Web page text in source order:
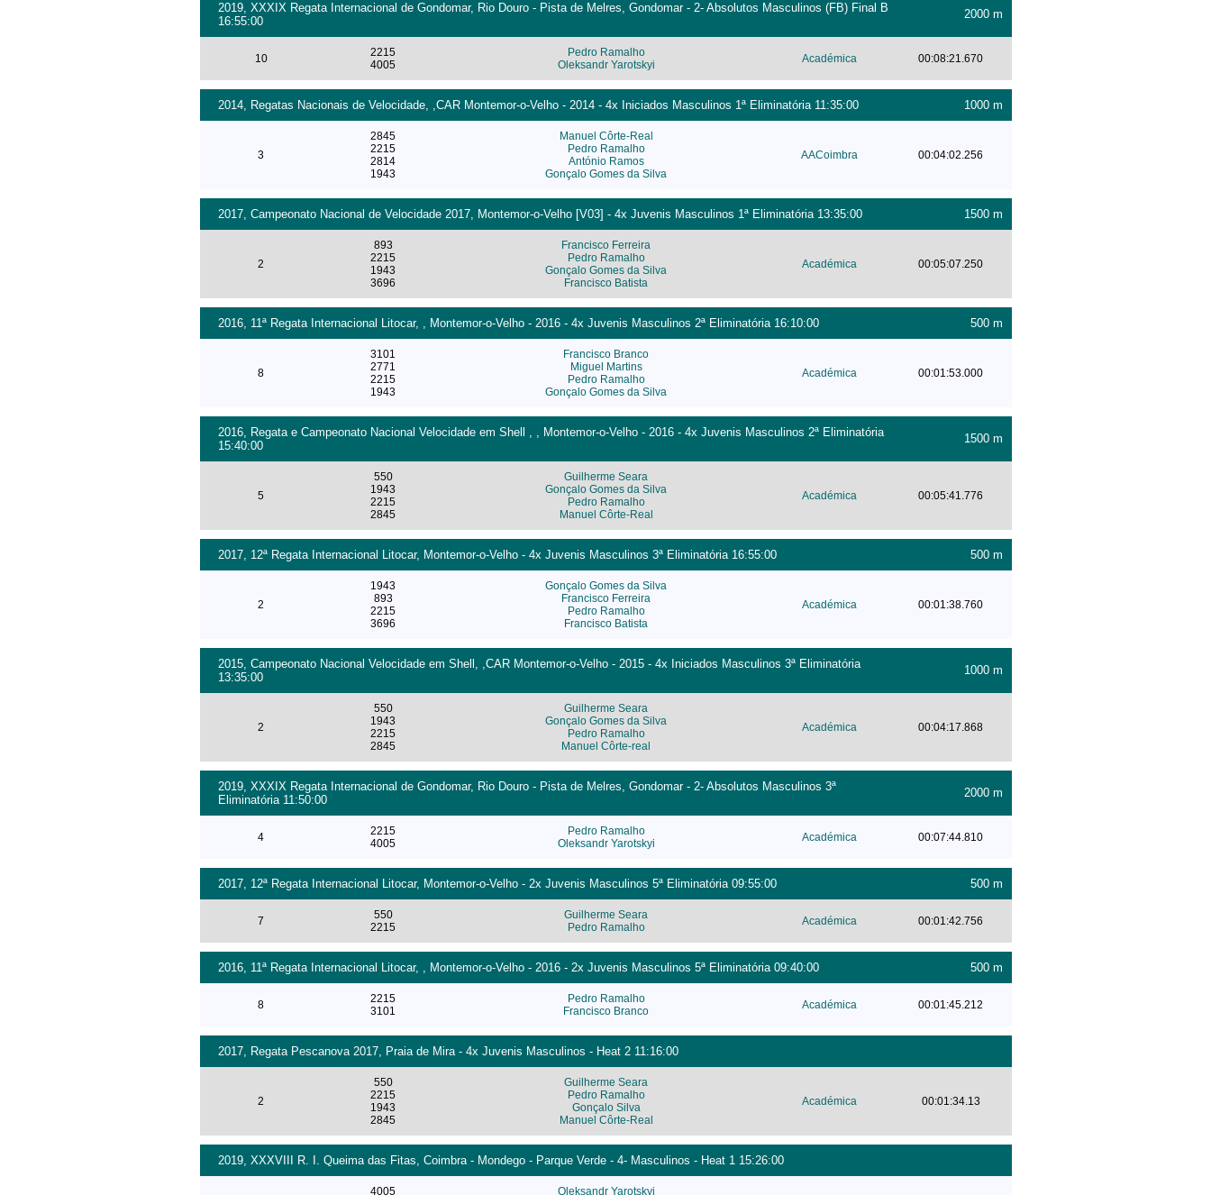
2019, XXXIX Regata Internacional de Gondomar, Rio Douro - Pista de Melres, Gondomar - 2- Absolutos Masculinos (FB) Final B
16:55:00
2000 m
10
2215
4005
Pedro Ramalho
Oleksandr Yarotskyi
Académica 00:08:21.670
2014, Regatas Nacionais de Velocidade, ,CAR Montemor-o-Velho - 2014 - 4x Iniciados Masculinos 1ª Eliminatória 11:35:00 1000 m
3
2845
2215
2814
1943
Manuel Côrte-Real
Pedro Ramalho
António Ramos
Gonçalo Gomes da Silva
AACoimbra 00:04:02.256
2017, Campeonato Nacional de Velocidade 2017, Montemor-o-Velho [V03] - 4x Juvenis Masculinos 1ª Eliminatória 13:35:00 1500 m
2
893
2215
1943
3696
Francisco Ferreira
Pedro Ramalho
Gonçalo Gomes da Silva
Francisco Batista
Académica 00:05:07.250
2016, 11ª Regata Internacional Litocar, , Montemor-o-Velho - 2016 - 4x Juvenis Masculinos 2ª Eliminatória 16:10:00 500 m
8
3101
2771
2215
1943
Francisco Branco
Miguel Martins
Pedro Ramalho
Gonçalo Gomes da Silva
Académica 00:01:53.000
2016, Regata e Campeonato Nacional Velocidade em Shell , , Montemor-o-Velho - 2016 - 4x Juvenis Masculinos 2ª Eliminatória
15:40:00
1500 m
5
550
1943
2215
2845
Guilherme Seara
Gonçalo Gomes da Silva
Pedro Ramalho
Manuel Côrte-Real
Académica 00:05:41.776
2017, 12ª Regata Internacional Litocar, Montemor-o-Velho - 4x Juvenis Masculinos 3ª Eliminatória 16:55:00 500 m
2
1943
893
2215
3696
Gonçalo Gomes da Silva
Francisco Ferreira
Pedro Ramalho
Francisco Batista
Académica 00:01:38.760
2015, Campeonato Nacional Velocidade em Shell, ,CAR Montemor-o-Velho - 2015 - 4x Iniciados Masculinos 3ª Eliminatória
13:35:00
1000 m
2
550
1943
2215
2845
Guilherme Seara
Gonçalo Gomes da Silva
Pedro Ramalho
Manuel Côrte-real
Académica 00:04:17.868
2019, XXXIX Regata Internacional de Gondomar, Rio Douro - Pista de Melres, Gondomar - 2- Absolutos Masculinos 3ª
Eliminatória 11:50:00
2000 m
4
2215
4005
Pedro Ramalho
Oleksandr Yarotskyi
Académica 00:07:44.810
2017, 12ª Regata Internacional Litocar, Montemor-o-Velho - 2x Juvenis Masculinos 5ª Eliminatória 09:55:00 500 m
7
550
2215
Guilherme Seara
Pedro Ramalho
Académica 00:01:42.756
2016, 11ª Regata Internacional Litocar, , Montemor-o-Velho - 2016 - 2x Juvenis Masculinos 5ª Eliminatória 09:40:00 500 m
8
2215
3101
Pedro Ramalho
Francisco Branco
Académica 00:01:45.212
2017, Regata Pescanova 2017, Praia de Mira - 4x Juvenis Masculinos - Heat 2 11:16:00
2
550
2215
1943
2845
Guilherme Seara
Pedro Ramalho
Gonçalo Silva
Manuel Côrte-Real
Académica 00:01:34.13
2019, XXXVIII R. I. Queima das Fitas, Coimbra - Mondego - Parque Verde - 4- Masculinos - Heat 1 15:26:00
4005 Oleksandr Yarotskyi